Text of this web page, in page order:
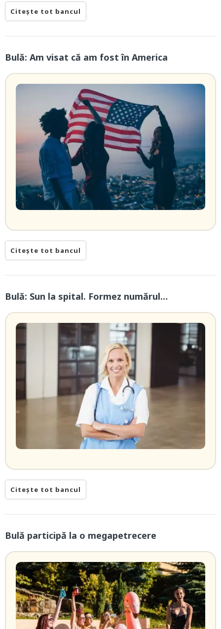
Citește tot bancul
Bulă: Am visat că am fost în America
Citește tot bancul
Bulă: Sun la spital. Formez numărul…
Citește tot bancul
Bulă participă la o megapetrecere